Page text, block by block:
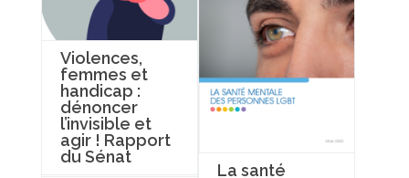
Violences,
femmes et
handicap :
dénoncer
l’invisible et
agir ! Rapport
du Sénat
La santé